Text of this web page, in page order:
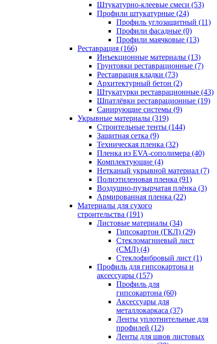
Штукатурно-клеевые смеси (53)
Профили штукатурные (24)
Профиль углозащитный (11)
Профили фасадные (0)
Профили маячковые (13)
Реставрация (166)
Инъекционные материалы (13)
Грунтовки реставрационные (7)
Реставрация кладки (73)
Архитектурный бетон (2)
Штукатурки реставрационные (43)
Шпатлёвки реставрационные (19)
Санирующие системы (9)
Укрывные материалы (319)
Строительные тенты (144)
Защитная сетка (9)
Техническая пленка (32)
Пленка из EVA-сополимера (40)
Комплектующие (4)
Нетканый укрывной материал (7)
Полиэтиленовая пленка (91)
Воздушно-пузырчатая плёнка (3)
Армированная пленка (22)
Материалы для сухого
строительства (191)
Листовые материалы (34)
Гипсокартон (ГКЛ) (29)
Стекломагниевый лист
(СМЛ) (4)
Cтеклофибровый лист (1)
Профиль для гипсокартона и
аксессуары (157)
Профиль для
гипсокартона (60)
Аксессуары для
металлокаркаса (37)
Ленты уплотнительные для
профилей (12)
Ленты для швов листовых